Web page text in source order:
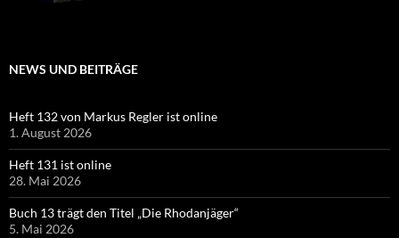
NEWS UND BEITRÄGE
Heft 132 von Markus Regler ist online
1. August 2026
Heft 131 ist online
28. Mai 2026
Buch 13 trägt den Titel „Die Rhodanjäger“
5. Mai 2026